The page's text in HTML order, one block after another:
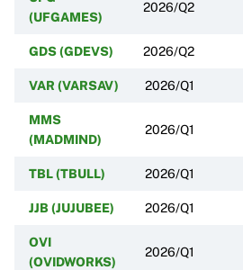
(UFGAMES)
2026/Q2
GDS (GDEVS) 2026/Q2
VAR (VARSAV) 2026/Q1
MMS
(MADMIND)
2026/Q1
TBL (TBULL) 2026/Q1
JJB (JUJUBEE) 2026/Q1
OVI
(OVIDWORKS)
2026/Q1